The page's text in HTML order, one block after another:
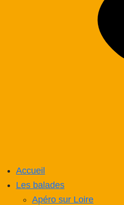
Accueil
Les balades
Apéro sur Loire